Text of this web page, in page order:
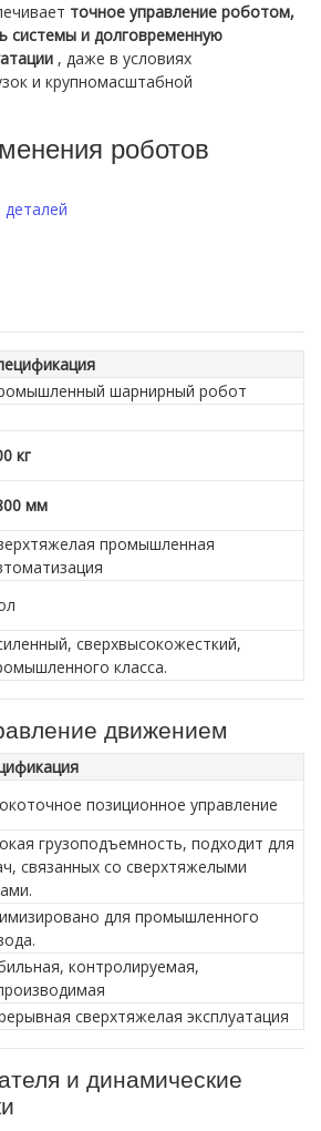
точное управление роботом,
системы и долговременную
, даже в условиях
и крупномасштабной
роботов
деталей
шарнирный робот
кг
мм
промышленная
сверхвысокожесткий,
класса.
движением
позиционное управление
грузоподъемность, подходит для
связанных со сверхтяжелыми
для промышленного
контролируемая,
сверхтяжелая эксплуатация
и динамические